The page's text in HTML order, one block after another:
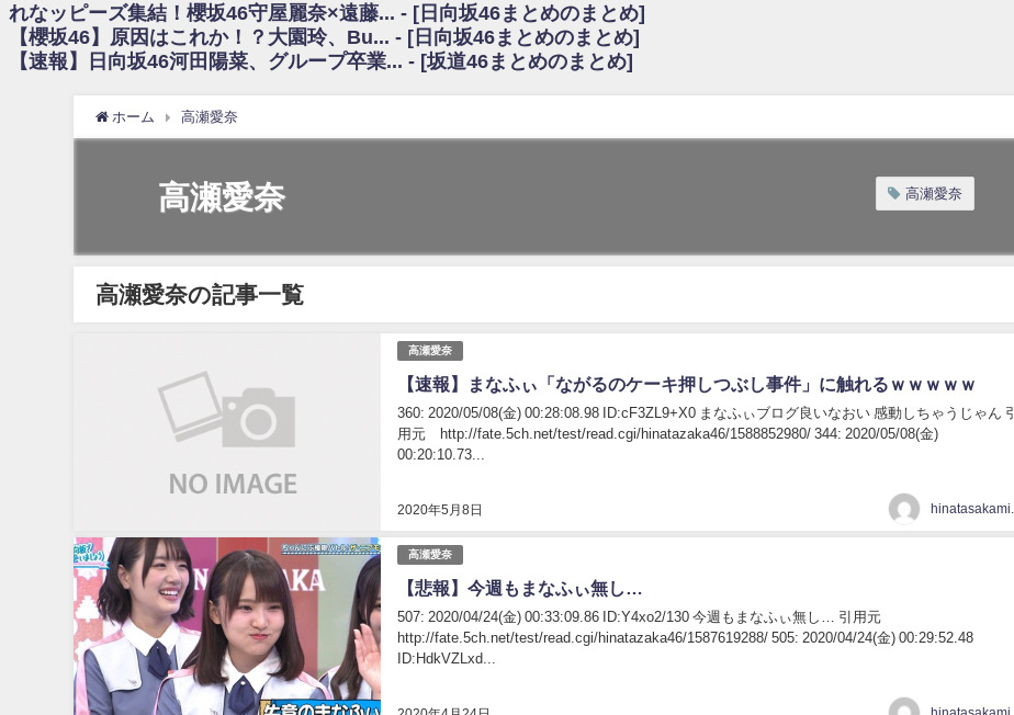
欅坂46/日向坂46まとめのまとめ / 『anan』の表紙の櫻坂46さん、多様性の時代だと話題に
欅坂46/日向坂46まとめのまとめ / 日向坂46より重大発表！！！！
日向坂46まとめのまとめ / 【朗報】増田三莉音さんの生足wwwwwwwwwwww
日向坂46まとめのまとめ / 【日向坂46】五期生着ぐるみ生写真も！ 富田鈴花考案グッズ＆生写真5種が公開される
アイドル – ぷぅアンテナ / 2022年3月22日（火）のメディア情報
アイドル – ぷぅアンテナ / 【乃木坂46】井上和の『なぎおはぎ』って こんぺいとう×いちごみるく×マヨラー星人 と同じと考えてよろしいですか？
ふぇどみ！ / 【悲報】呪術廻戦、視聴率5.1%
ふぇどみ！ / 【悲報】母「裕福な過程が高学歴になるとか大嘘。教育に金をかけまくったうちの息子が団地住みの貧乏に学歴で負けた」
れなッピーズ集結！櫻坂46守屋麗奈×遠藤... - [日向坂46まとめのまとめ]
【櫻坂46】原因はこれか！？大園玲、Bu... - [日向坂46まとめのまとめ]
【速報】日向坂46河田陽菜、グループ卒業... - [坂道46まとめのまとめ]
ホーム 高瀬愛奈
高瀬愛奈 高瀬愛奈
高瀬愛奈の記事一覧
高瀬愛奈
【速報】まなふぃ「ながるのケーキ押しつぶし事件」に触れるｗｗｗｗｗ
2020年5月8日
360: 2020/05/08(金) 00:28:08.98 ID:cF3ZL9+X0 まなふぃブログ良いなおい 感動しちゃうじゃん 引
用元 http://fate.5ch.net/test/read.cgi/hinatazaka46/1588852980/ 344: 2020/05/08(金)
00:20:10.73...
高瀬愛奈
【悲報】今週もまなふぃ無し…
507: 2020/04/24(金) 00:33:09.86 ID:Y4xo2/130 今週もまなふぃ無し… 引用元
http://fate.5ch.net/test/read.cgi/hinatazaka46/1587619288/ 505: 2020/04/24(金) 00:29:52.48
ID:HdkVZLxd...